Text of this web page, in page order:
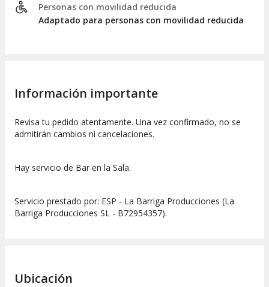
Personas con movilidad reducida
Adaptado para personas con movilidad reducida
Información importante
Revisa tu pedido atentamente. Una vez confirmado, no se
admitirán cambios ni cancelaciones.
Hay servicio de Bar en la Sala.
Servicio prestado por: ESP - La Barriga Producciones (La
Barriga Producciones SL - B72954357).
Ubicación